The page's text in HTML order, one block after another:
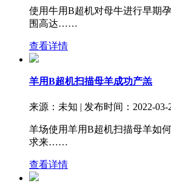
使用牛用B超机对母牛进行早期
围高达……
查看详情
羊用B超机扫描母羊成功产羔
来源：未知 | 发布时间：2022-03-
羊场使用羊用B超机扫描母羊如
求来……
查看详情